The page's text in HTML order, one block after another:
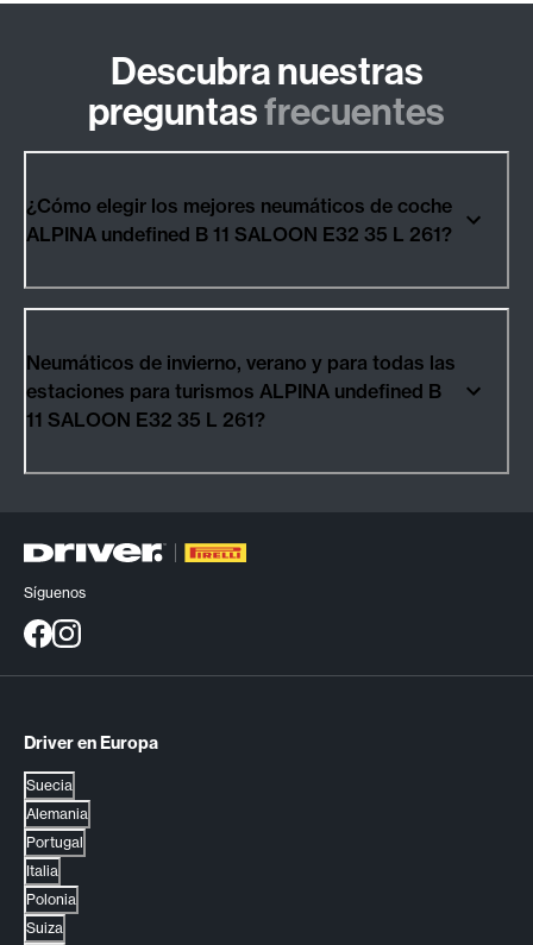
Descubra nuestras
preguntasfrecuentes
¿Cómo elegir los mejores neumáticos de coche
ALPINA undefined B 11 SALOON E32 35 L 261?
Neumáticos de invierno, verano y para todas las
estaciones para turismos ALPINA undefined B
11 SALOON E32 35 L 261?
Síguenos
Driver en Europa
Suecia
Alemania
Portugal
Italia
Polonia
Suiza